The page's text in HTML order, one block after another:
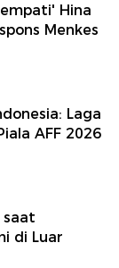
Hina
Menkes
Laga
AFF 2026
saat
di Luar